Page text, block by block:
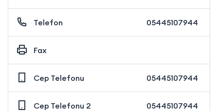
Telefon 05445107944
Fax
Cep Telefonu 05445107944
Cep Telefonu 2 05445107944